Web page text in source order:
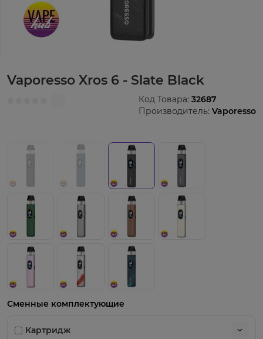
Vaporesso Xros 6 - Slate Black
Производитель: Vaporesso
Код Товара: 32687
Сменные комплектующие
Картридж